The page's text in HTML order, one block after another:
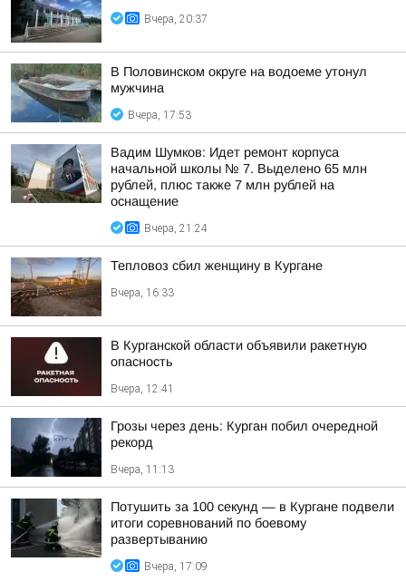
Вчера, 20:37
В Половинском округе на водоеме утонул
мужчина
Вчера, 17:53
Вадим Шумков: Идет ремонт корпуса
начальной школы № 7. Выделено 65 млн
рублей, плюс также 7 млн рублей на
оснащение
Вчера, 21:24
Тепловоз сбил женщину в Кургане
Вчера, 16:33
В Курганской области объявили ракетную
опасность
Вчера, 12:41
Грозы через день: Курган побил очередной
рекорд
Вчера, 11:13
Потушить за 100 секунд — в Кургане подвели
итоги соревнований по боевому
развертыванию
Вчера, 17:09